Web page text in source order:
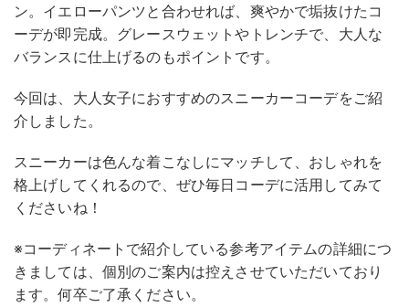
ン。イエローパンツと合わせれば、爽やかで垢抜けたコ
ーデが即完成。グレースウェットやトレンチで、大人な
バランスに仕上げるのもポイントです。
今回は、大人女子におすすめのスニーカーコーデをご紹
介しました。
スニーカーは色んな着こなしにマッチして、おしゃれを
格上げしてくれるので、ぜひ毎日コーデに活用してみて
くださいね！
※コーディネートで紹介している参考アイテムの詳細につ
きましては、個別のご案内は控えさせていただいており
ます。何卒ご了承ください。